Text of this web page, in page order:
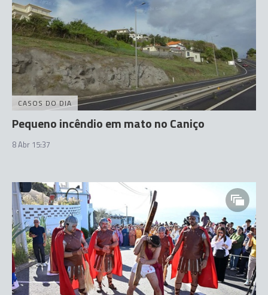
CASOS DO DIA
Pequeno incêndio em mato no Caniço
8 Abr 15:37